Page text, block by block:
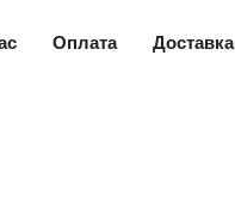
Оплата Доставка